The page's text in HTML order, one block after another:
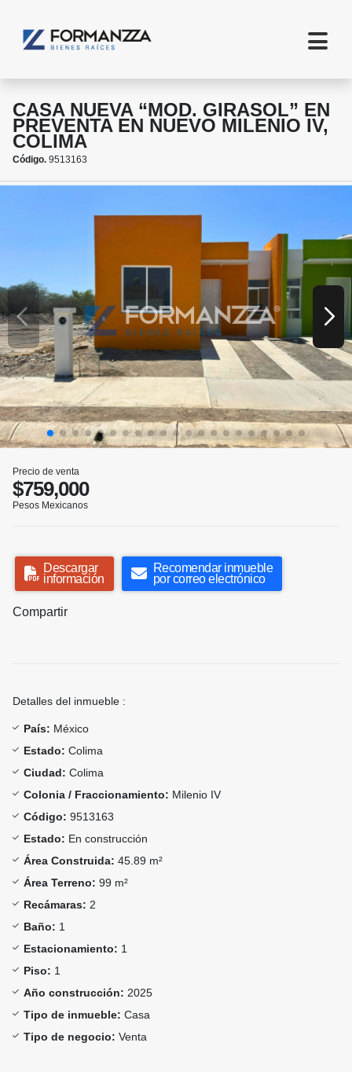
CASA NUEVA “MOD. GIRASOL” EN
PREVENTA EN NUEVO MILENIO IV,
COLIMA
Código. 9513163
Precio de venta
$759,000
Pesos Mexicanos
Descargar
información
Recomendar inmueble
por correo electrónico
Compartir
Detalles del inmueble :
País: México
Estado: Colima
Ciudad: Colima
Colonia / Fraccionamiento: Milenio IV
Código: 9513163
Estado: En construcción
Área Construida: 45.89 m²
Área Terreno: 99 m²
Recámaras: 2
Baño: 1
Estacionamiento: 1
Piso: 1
Año construcción: 2025
Tipo de inmueble: Casa
Tipo de negocio: Venta